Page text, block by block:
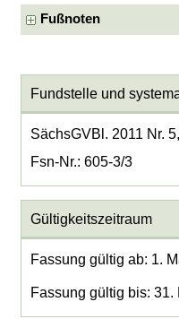
Fußnoten
Fundstelle und
SächsGVBl. 2011 Nr.
Fsn-Nr.: 605-3/3
Gültigkeitszeitraum
Fassung gültig ab: 1.
Fassung gültig bis: 31.